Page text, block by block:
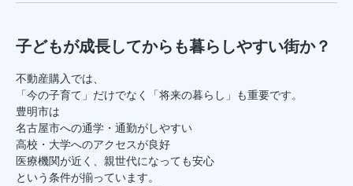
子どもが成長してからも暮らしやすい街か？
不動産購入では、
「今の子育て」だけでなく「将来の暮らし」も重要です。
豊明市は
名古屋市への通学・通勤がしやすい
高校・大学へのアクセスが良好
医療機関が近く、親世代になっても安心
という条件が揃っています。